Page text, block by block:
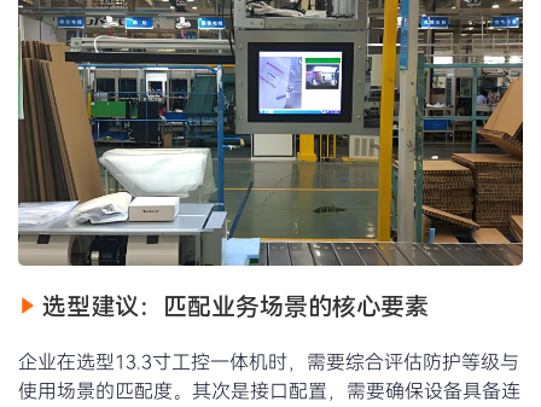
选型建议：匹配业务场景的核心要素
企业在选型13.3寸工控一体机时，需要综合评估防护等级与
使用场景的匹配度。其次是接口配置，需要确保设备具备连